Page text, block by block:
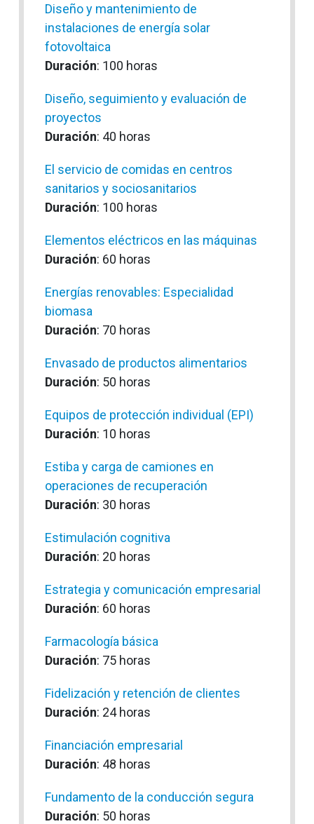
Diseño y mantenimiento de
instalaciones de energía solar
fotovoltaica
Duración: 100 horas
Diseño, seguimiento y evaluación de
proyectos
Duración: 40 horas
El servicio de comidas en centros
sanitarios y sociosanitarios
Duración: 100 horas
Elementos eléctricos en las máquinas
Duración: 60 horas
Energías renovables: Especialidad
biomasa
Duración: 70 horas
Envasado de productos alimentarios
Duración: 50 horas
Equipos de protección individual (EPI)
Duración: 10 horas
Estiba y carga de camiones en
operaciones de recuperación
Duración: 30 horas
Estimulación cognitiva
Duración: 20 horas
Estrategia y comunicación empresarial
Duración: 60 horas
Farmacología básica
Duración: 75 horas
Fidelización y retención de clientes
Duración: 24 horas
Financiación empresarial
Duración: 48 horas
Fundamento de la conducción segura
Duración: 50 horas